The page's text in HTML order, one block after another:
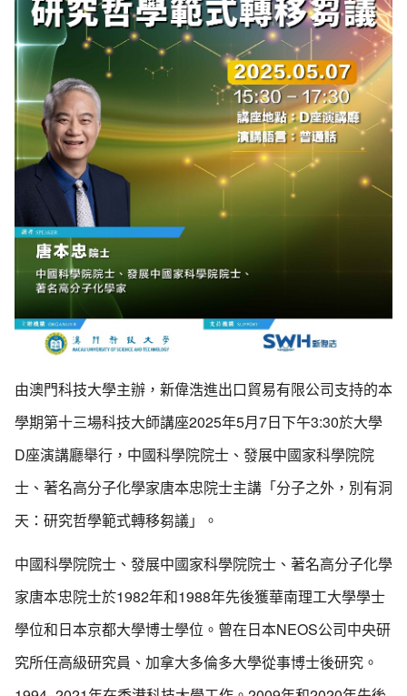
由澳門科技大學主辦，新偉浩進出口貿易有限公司支持的本
學期第十三場科技大師講座2025年5月7日下午3:30於大學
D座演講廳舉行，中國科學院院士、發展中國家科學院院
士、著名高分子化學家唐本忠院士主講「分子之外，別有洞
天：研究哲學範式轉移芻議」。
中國科學院院士、發展中國家科學院院士、著名高分子化學
家唐本忠院士於1982年和1988年先後獲華南理工大學學士
學位和日本京都大學博士學位。曾在日本NEOS公司中央研
究所任高級研究員、加拿大多倫多大學從事博士後研究。